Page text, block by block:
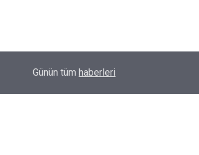
Uyarılar fayda etmiyor; Diyarbakır’da bir genç
Günün tüm haberleri